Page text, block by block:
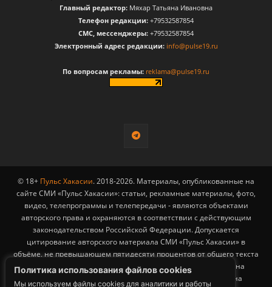
Политика использования файлов cookies
Мы используем файлы cookies для аналитики и работы
Главный редактор: Мяхар Татьяна Ивановна
Телефон редакции: +79532587854
CМС, мессенджеры: +79532587854
Электронный адрес редакции: info@pulse19.ru
По вопросам рекламы: reklama@pulse19.ru
© 18+ Пульс Хакасии. 2018-2026. Материалы, опубликованные на
сайте СМИ «Пульс Хакасии»: статьи, рекламные материалы, фото,
видео, телепрограммы и телепередачи - являются объектами
авторского права и охраняются в соответствии с действующим
законодательством Российской Федерации. Допускается
цитирование авторского материала СМИ «Пульс Хакасии» в
объёме, не превышающем пятидесяти процентов от общего текста
публикации с обязательным размещением гиперссылки на
страницу заимствования материала. Гиперссылка должна